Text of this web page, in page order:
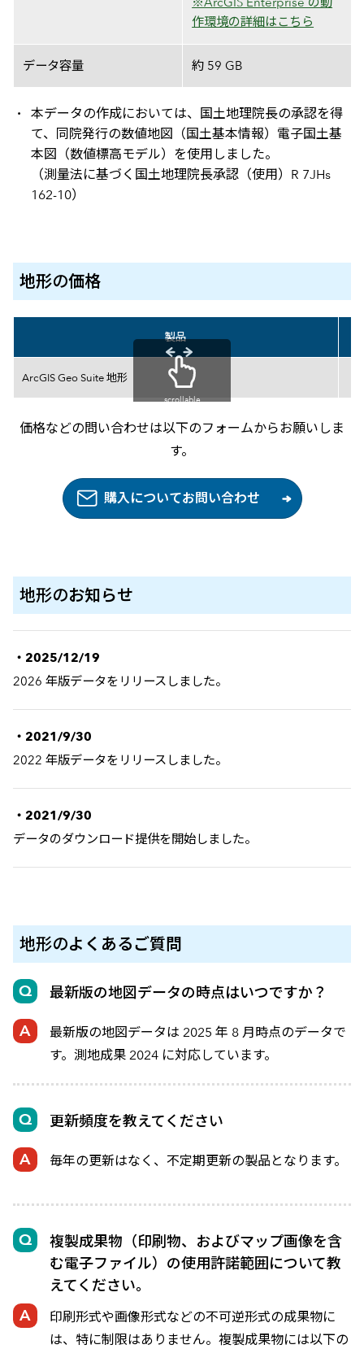
作環境の詳細はこちら
データ容量 約 59 GB
本データの作成においては、国土地理院長の承認を得
て、同院発行の数値地図（国土基本情報）電子国土基
本図（数値標高モデル）を使用しました。
（測量法に基づく国土地理院長承認（使用）R 7JHs
162-10）
地形の価格
価格表
製品
ArcGIS Geo Suite 地形
scrollable
価格などの問い合わせは以下のフォームからお願いしま
す。
購入についてお問い合わせ
地形のお知らせ
・2025/12/19
2026 年版データをリリースしました。
・2021/9/30
2022 年版データをリリースしました。
・2021/9/30
データのダウンロード提供を開始しました。
地形のよくあるご質問
最新版の地図データの時点はいつですか？
最新版の地図データは 2025 年 8 月時点のデータで
す。測地成果 2024 に対応しています。
更新頻度を教えてください
毎年の更新はなく、不定期更新の製品となります。
複製成果物（印刷物、およびマップ画像を含
む電子ファイル）の使用許諾範囲について教
えてください。
印刷形式や画像形式などの不可逆形式の成果物に
は、特に制限はありません。複製成果物には以下の